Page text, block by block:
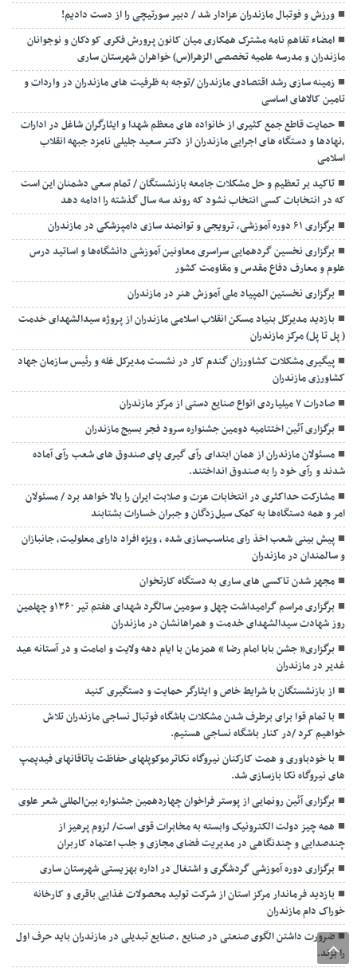
ورزش و فوتبال مازندران عزادار شد / دبیر سورتیچی را از دست دادیم!
امضاء تفاهم نامه مشترک همکاری میان کانون پرورش فکری کودکان و نوجوانان
مازندران و مدرسه علمیه تخصصی الزهرا(س) خواهران شهرستان ساری
زمینه سازی رشد اقتصادی مازندران /توجه به ظرفیت های مازندران در واردات و
تامین کالاهای اساسی
حمایت قاطع جمع کثیری از خانواده های معظم شهدا و ایثارگران شاغل در ادارات
،نهادها و دستگاه های اجرایی مازندران از دکتر سعید جلیلی نامزد جبهه انقلاب
اسلامی
تاکید بر تعظیم و حل مشکلات جامعه بازنشستگان / تمام سعی دشمنان این است
که در انتخابات کسی انتخاب نشود که روند سه سال گذشته را ادامه دهد
برگزاری ۶۱ دوره آموزشی، ترویجی و توانمند سازی دامپزشکی در مازندران
برگزاری نخسین گردهمایی سراسری معاونین آموزشی دانشگاه‌ها و اساتید درس
علوم و معارف دفاع مقدس و مقاومت کشور
برگزاری نخستین المپیاد ملی آموزش هنر در مازندران
بازدید مدیرکل بنیاد مسکن انقلاب اسلامی مازندران از پروژه سیدالشهدای خدمت
( پل تا پل) مرکز مازندران
پیگیری مشکلات کشاورزان گندم کار در نشست مدیرکل غله و رئیس سازمان جهاد
کشاورزی مازندران
صادرات ۷ میلیاردی انواع صنایع دستی از مرکز مازندران
برگزاری آئین اختتامیه دومین جشنواره سرود فجر بسیج مازندران
مسئولان مازندران از همان ابتدای رآی گیری پای صندوق های شعب رآی آماده
شدند و رآی خود را به صندوق انداختند.
مشارکت حداکثری در انتخابات عزت و صلابت ایران را بالا خواهد برد / مسئولان
امر و همه دستگاه‌ها به کمک سیل‌زدگان و جبران خسارات بشتابند
پیش بینی شعب اخذ رای مناسب‌سازی شده ، ویژه افراد دارای معلولیت، جانبازان
و سالمندان در مازندران
مجهز شدن تاکسی های ساری به دستگاه کارتخوان
برگزاری مراسم گرامیداشت چهل و سومین سالگرد شهدای هفتم تیر ۱۳۶۰و چهلمین
روز شهادت سیدالشهدای خدمت و همراهانشان در مازندران
برگزاری« جشن بابا امام رضا » همزمان با ایام دهه ولایت و امامت و در آستانه عید
غدیر در مازندران
از بازنشستگان با شرایط خاص و ایثارگر حمایت و دستگیری کنید
با تمام قوا برای برطرف شدن مشکلات باشگاه فوتبال نساجی مازندران تلاش
خواهیم کرد /در کنار باشگاه نساجی هستیم.
با خودباوری و همت کارکنان نیروگاه نکاترموکوپلهای حفاظت یاتاقانهای فیدپمپ
های نیروگاه نکا بازسازی شد.
برگزاری آئین رونمایی از پوستر فراخوان چهاردهمین جشنواره بین‌المللی شعر علوی
همه چیز دولت الکترونیک وابسته به مخابرات قوی است/ لزوم پرهیز از
چندصدایی و چندنگاهی در مدیریت فضای مجازی و جلب اعتماد کاربران
برگزاری دوره آموزشی گردشگری و اشتغال در اداره بهزیستی شهرستان ساری
بازدید فرماندار مرکز استان از شرکت تولید محصولات غذایی باقری و کارخانه
خوراک دام مازندران
ضرورت داشتن الگوی صنعتی در صنایع ، صنایع تبدیلی در مازندران باید حرف اول
را بزند.